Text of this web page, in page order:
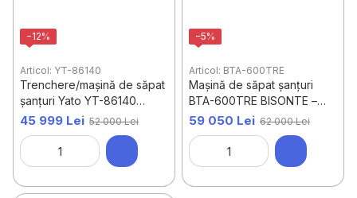
Afumătoare Smoke
−12%
Articol: YT-86140
Trenchere/mașină de săpat
șanțuri Yato YT-86140
420CC, 600mm
45 999 Lei 52 000 Lei
−5%
Articol: BTA-600TRE
Mașină de săpat șanțuri
BTA-600TRE BISONTE –
adâncime 600 mm, 15 CP,
60 m/h
59 050 Lei 62 000 Lei